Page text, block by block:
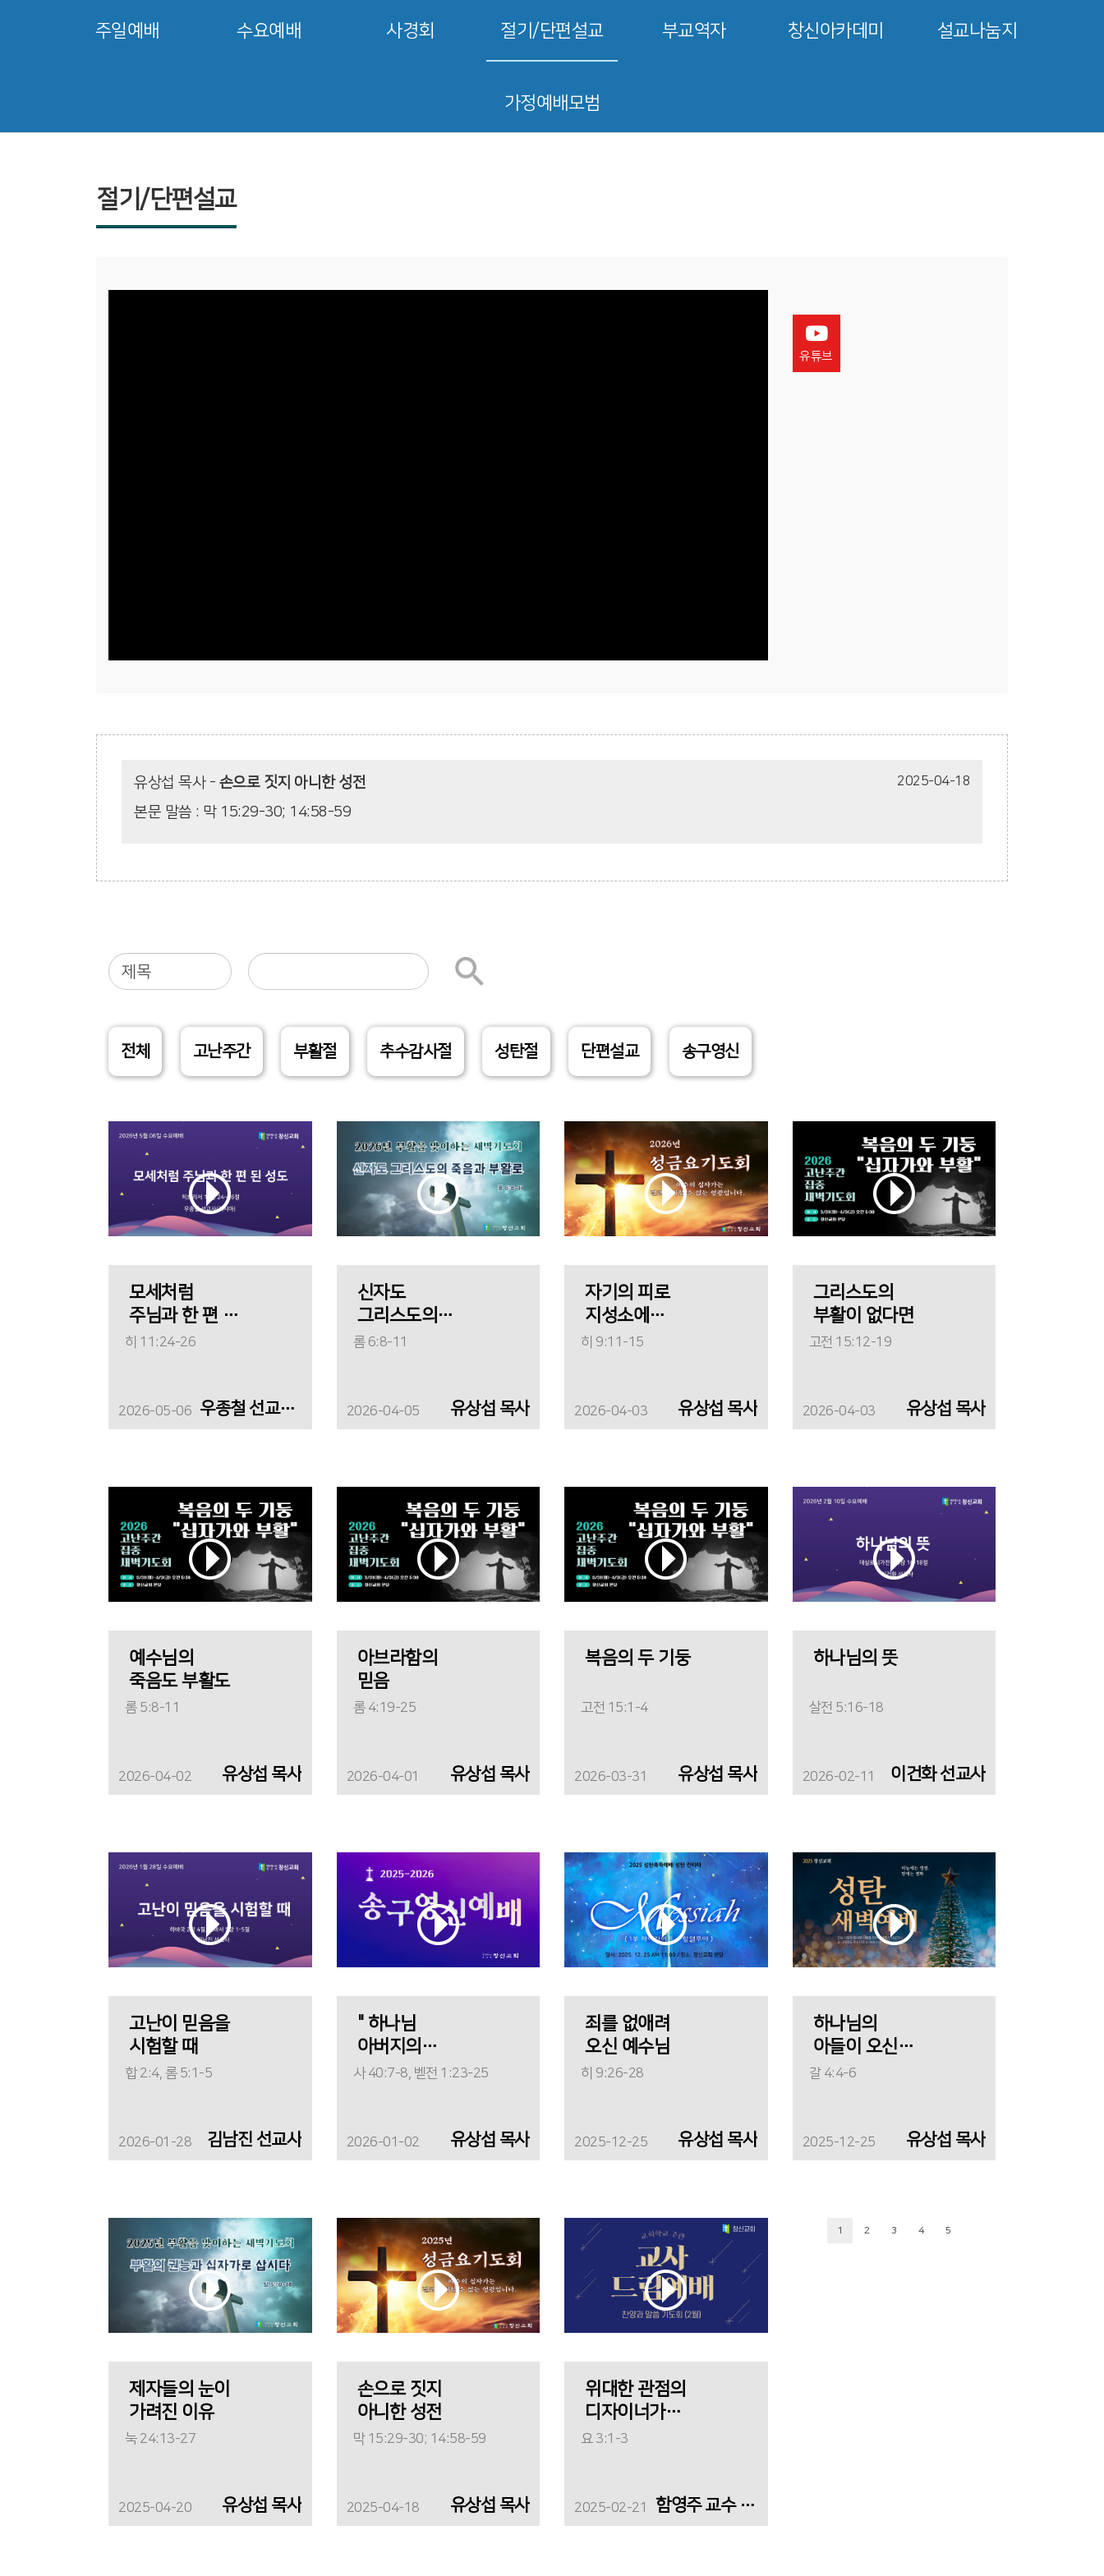
주일예배 수요예배 사경회 절기/단편설교 부교역자 창신아카데미 설교나눔지
가정예배모범
절기/단편설교
유튜브
2025-04-18
유상섭 목사- 손으로 짓지 아니한 성전
본문 말씀 : 막 15:29-30; 14:58-59
전체 고난주간 부활절 추수감사절 성탄절 단편설교 송구영신
모세처럼
주님과 한 편 된
성도
히 11:24-26
2026-05-06 우종철 선교사(러시아)
신자도
그리스도의
죽음과 부활로
롬 6:8-11
2026-04-05 유상섭 목사
자기의 피로
지성소에
들어가신
히 9:11-15
2026-04-03 유상섭 목사
그리스도의
부활이 없다면
고전 15:12-19
2026-04-03 유상섭 목사
예수님의
죽음도 부활도
롬 5:8-11
2026-04-02 유상섭 목사
아브라함의
믿음
롬 4:19-25
2026-04-01 유상섭 목사
복음의 두 기둥
고전 15:1-4
2026-03-31 유상섭 목사
하나님의 뜻
살전 5:16-18
2026-02-11 이건화 선교사
고난이 믿음을
시험할 때
합 2:4, 롬 5:1-5
2026-01-28 김남진 선교사
" 하나님
아버지의
말씀이면 "
사 40:7-8, 벧전 1:23-25
2026-01-02 유상섭 목사
죄를 없애려
오신 예수님
히 9:26-28
2025-12-25 유상섭 목사
하나님의
아들이 오신
목적
갈 4:4-6
2025-12-25 유상섭 목사
제자들의 눈이
가려진 이유
눅 24:13-27
2025-04-20 유상섭 목사
손으로 짓지
아니한 성전
막 15:29-30; 14:58-59
2025-04-18 유상섭 목사
위대한 관점의
디자이너가
되라
요 3:1-3
2025-02-21 함영주 교수 (기독교교육)
1 2 3 4 5